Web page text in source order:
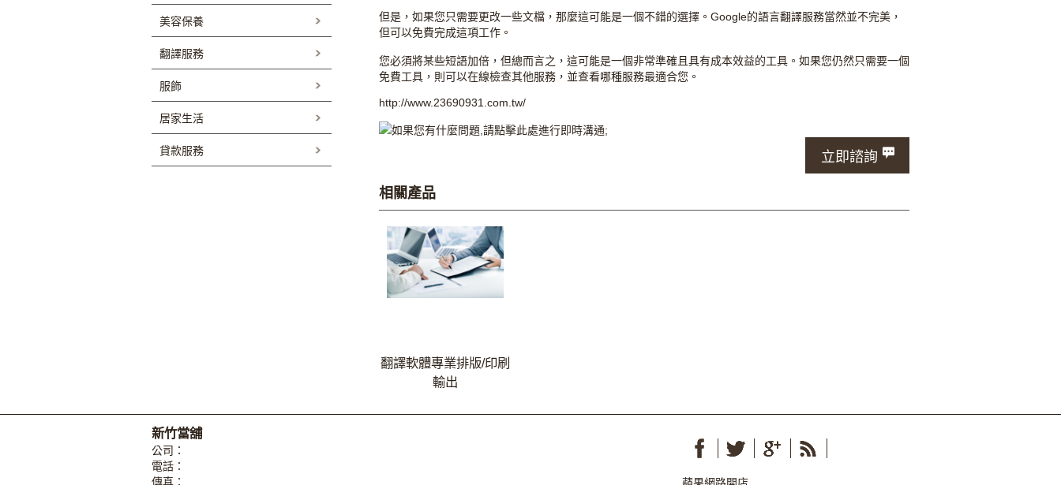
但是，如果您只需要更改一些文檔，那麼這可能是一個不錯的選擇。Google的語言翻譯服務當然並不完美，
但可以免費完成這項工作。
您必須將某些短語加倍，但總而言之，這可能是一個非常準確且具有成本效益的工具。如果您仍然只需要一個
免費工具，則可以在線檢查其他服務，並查看哪種服務最適合您。
http://www.23690931.com.tw/
立即諮詢
相關產品
翻譯軟體專業排版/印刷
輸出
美容保養
翻譯服務
服飾
居家生活
貸款服務
新竹當舖
公司：
電話：
傳真：